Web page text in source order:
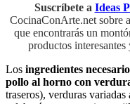
Suscríbete a Ideas
CocinaConArte.net sobre
que encontrarás un
productos
Los ingredientes
pollo al horno con
traseros), verduras